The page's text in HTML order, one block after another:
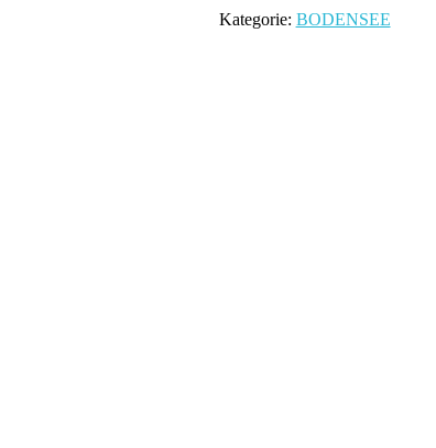
Kategorie: BODENSEE